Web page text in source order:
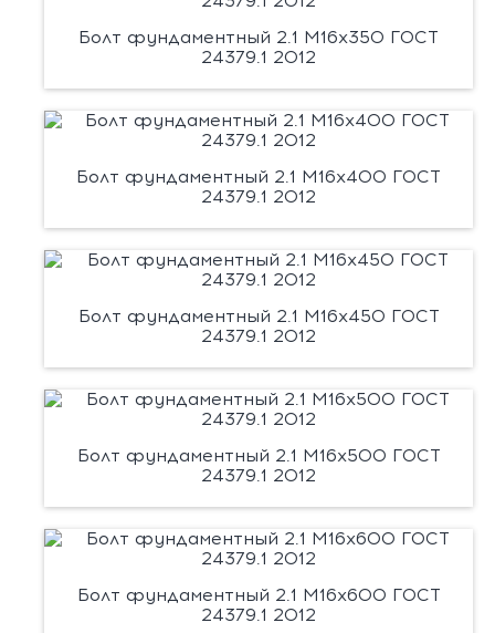
Болт фундаментный 2.1 М16х350 ГОСТ
24379.1 2012
Болт фундаментный 2.1 М16х400 ГОСТ
24379.1 2012
Болт фундаментный 2.1 М16х450 ГОСТ
24379.1 2012
Болт фундаментный 2.1 М16х500 ГОСТ
24379.1 2012
Болт фундаментный 2.1 М16х600 ГОСТ
24379.1 2012